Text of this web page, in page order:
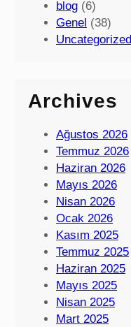
blog (6)
Genel (38)
Uncategorized
Archives
Ağustos 2026
Temmuz 2026
Haziran 2026
Mayıs 2026
Nisan 2026
Ocak 2026
Kasım 2025
Temmuz 2025
Haziran 2025
Mayıs 2025
Nisan 2025
Mart 2025